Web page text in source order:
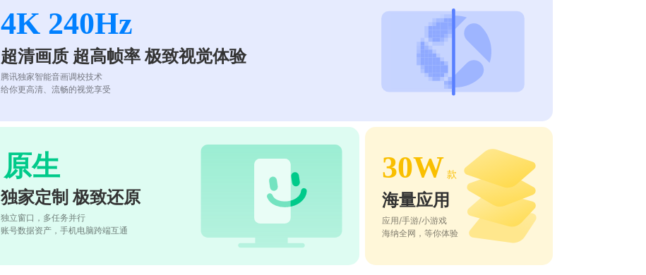
4K 240Hz
超清画质 超高帧率 极致视觉体验
腾讯独家智能音画调校技术
给你更高清、流畅的视觉享受
原生
独家定制 极致还原
独立窗口，多任务并行
账号数据资产，手机电脑跨端互通
30W 款
海量应用
应用/手游/小游戏
海纳全网，等你体验